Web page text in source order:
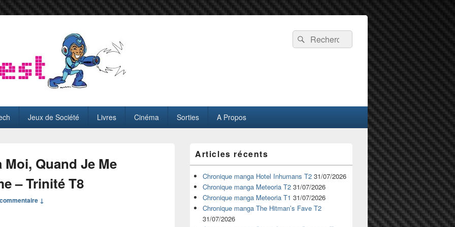
Recherche :
Rechercher
Jeux de Société Livres Cinéma Sorties A Propos
Quand Je Me
– Trinité T8
↓
principale
de
widget
pour
barre
latérale
Articles récents
Chronique manga Hotel Inhumans T2 31/07/2026
Chronique manga Meteoria T2 31/07/2026
Chronique manga Meteoria T1 31/07/2026
Chronique manga The Hitman’s Fave T2
31/07/2026